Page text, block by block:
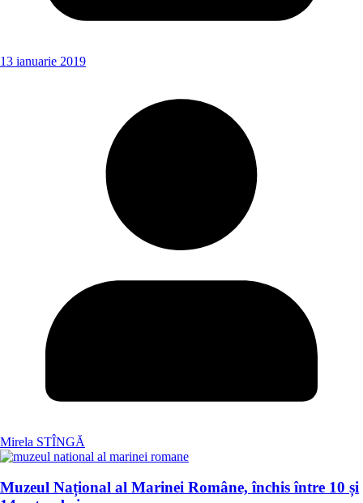
13 ianuarie 2019
Mirela STÎNGĂ
Muzeul Național al Marinei Române, închis între 10 și